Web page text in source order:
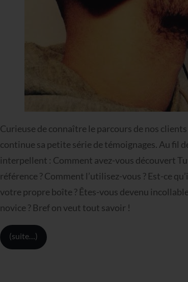
Curieuse de connaître le parcours de nos
continue sa petite série de témoignages. Au fil
interpellent : Comment avez-vous découvert
référence ? Comment l’utilisez-vous ? Est-ce
votre propre boîte ? Êtes-vous devenu
novice ? Bref on veut tout savoir !
(suite…)